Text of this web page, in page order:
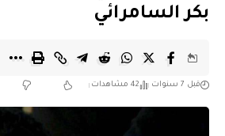
بكر السامرائي
قبل 7 سنوات 42 مشاهدات